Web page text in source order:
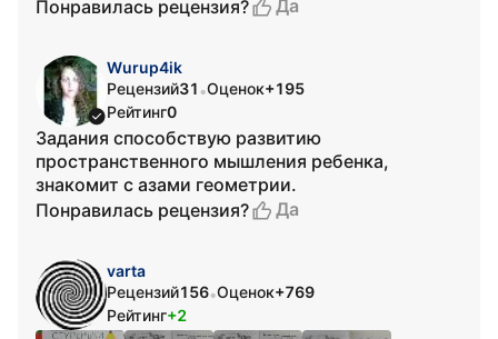
Понравилась рецензия?
Да
Wurup4ik
Рецензий31 •Оценок+195
Рейтинг0
Задания способствую развитию
пространственного мышления ребенка,
знакомит с азами геометрии.
Понравилась рецензия?
Да
varta
Рецензий156•Оценок+769
Рейтинг+2